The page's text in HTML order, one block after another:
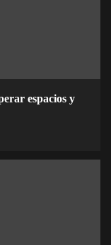
espacios y